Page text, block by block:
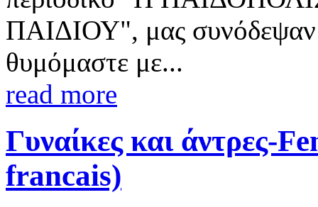
ΠΑΙΔΙΟΥ", μας συνόδεψαν
θυμόμαστε με...
read more
Γυναίκες και άντρες-
francais)